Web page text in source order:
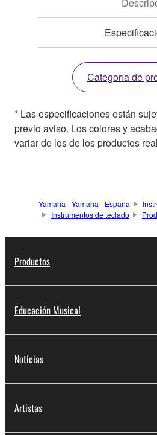
Categoría de
* Las especificaciones están
previo aviso. Los colores y
variar de los de los productos
Yamaha - Yamaha - España
Instrumentos de teclado
Productos
Educación Musical
Noticias
Artistas